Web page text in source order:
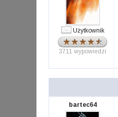
Użytkownik
3711 wypowiedzi
bartec64